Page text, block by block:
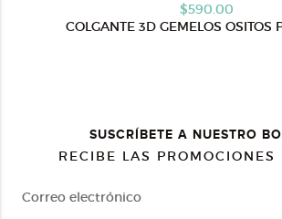
$590.00
COLGANTE 3D GEMELOS OSITOS
SUSCRÍBETE A NUESTRO
RECIBE LAS PROMOCIONES